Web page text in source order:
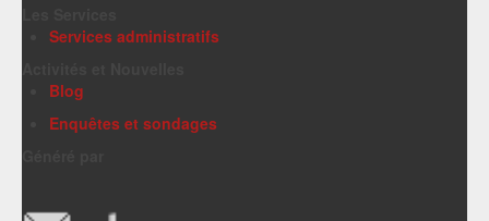
Services administratifs
Blog
Enquêtes et sondages